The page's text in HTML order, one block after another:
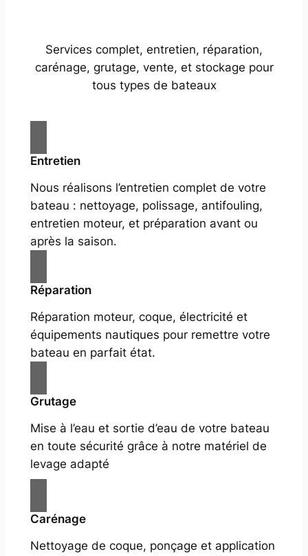
Services complet, entretien, réparation,
carénage, grutage, vente, et stockage pour
tous types de bateaux
Entretien
Nous réalisons l’entretien complet de votre
bateau : nettoyage, polissage, antifouling,
entretien moteur, et préparation avant ou
après la saison.
Réparation
Réparation moteur, coque, électricité et
équipements nautiques pour remettre votre
bateau en parfait état.
Grutage
Mise à l’eau et sortie d’eau de votre bateau
en toute sécurité grâce à notre matériel de
levage adapté
Carénage
Nettoyage de coque, ponçage et application